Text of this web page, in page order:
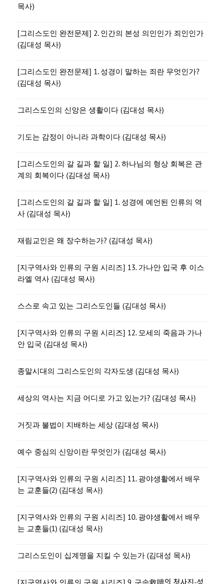
목사)
[그리스도인 완전문제] 2. 인간의 본성 의인인가 죄인인가
(김대성 목사)
[그리스도인 완전문제] 1. 성경이 말하는 죄란 무엇인가?
(김대성 목사)
그리스도인의 신앙은 생활이다 (김대성 목사)
기도는 감정이 아니라 과학이다 (김대성 목사)
[그리스도인의 갈 길과 할 일] 2. 하나님의 형상 회복은 관
계의 회복이다 (김대성 목사)
[그리스도인의 갈 길과 할 일] 1. 성경에 예언된 인류의 역
사 (김대성 목사)
재림교인은 왜 장수하는가? (김대성 목사)
[지구역사와 인류의 구원 시리즈] 13. 가나안 입국 후 이스
라엘 역사 (김대성 목사)
스스로 속고 있는 그리스도인들 (김대성 목사)
[지구역사와 인류의 구원 시리즈] 12. 모세의 죽음과 가나
안 입국 (김대성 목사)
종말시대의 그리스도인의 각자도생 (김대성 목사)
세상의 역사는 지금 어디로 가고 있는가? (김대성 목사)
거짓과 불법이 지배하는 세상 (김대성 목사)
예수 중심의 신앙이란 무엇인가 (김대성 목사)
[지구역사와 인류의 구원 시리즈] 11. 광야생활에서 배우
는 교훈들(2) (김대성 목사)
[지구역사와 인류의 구원 시리즈] 10. 광야생활에서 배우
는 교훈들(1) (김대성 목사)
그리스도인이 십계명을 지킬 수 있는가 (김대성 목사)